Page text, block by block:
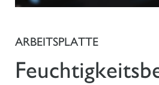
ARBEITSPLATTE